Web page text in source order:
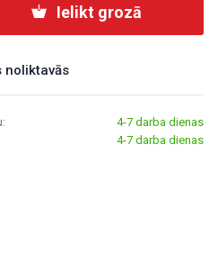
Ielikt grozā
noliktavās
4-7 darba dienas
4-7 darba dienas